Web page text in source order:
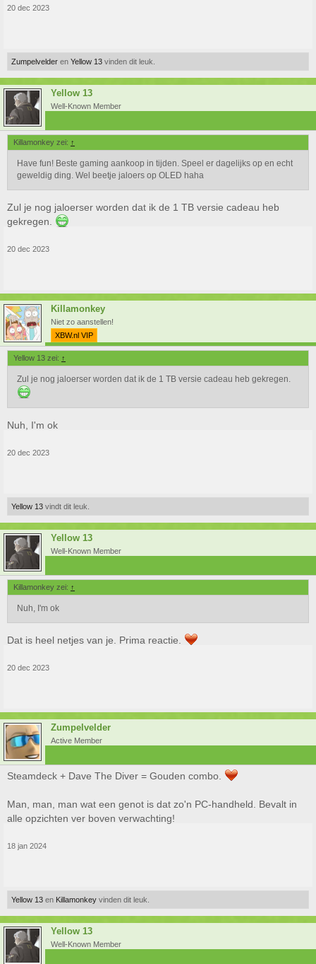
20 dec 2023
Zumpelvelder en Yellow 13 vinden dit leuk.
Yellow 13
Well-Known Member
Killamonkey zei: ↑
Have fun! Beste gaming aankoop in tijden. Speel er dagelijks op en echt
geweldig ding. Wel beetje jaloers op OLED haha
Zul je nog jaloerser worden dat ik de 1 TB versie cadeau heb
gekregen.
20 dec 2023
Killamonkey
Niet zo aanstellen!
XBW.nl VIP
Yellow 13 zei: ↑
Zul je nog jaloerser worden dat ik de 1 TB versie cadeau heb gekregen.
Nuh, I'm ok
20 dec 2023
Yellow 13 vindt dit leuk.
Yellow 13
Well-Known Member
Killamonkey zei: ↑
Nuh, I'm ok
Dat is heel netjes van je. Prima reactie.
20 dec 2023
Zumpelvelder
Active Member
Steamdeck + Dave The Diver = Gouden combo.
Man, man, man wat een genot is dat zo'n PC-handheld. Bevalt in
alle opzichten ver boven verwachting!
18 jan 2024
Yellow 13 en Killamonkey vinden dit leuk.
Yellow 13
Well-Known Member